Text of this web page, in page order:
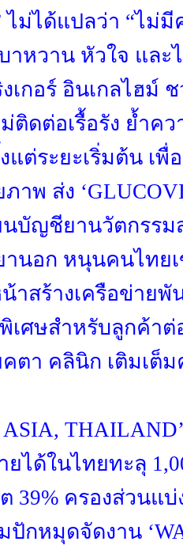
ไม่ได้แปลว่า “ไม่มี
าหวาน หัวใจ และ
กอร์ อินเกลไฮม์
ม่ติดต่อเรื้อรัง ย้ำ
ต่ระยะเริ่มต้น เพื่
าพ ส่ง
บัญชียานวัตกรรม
านอก หนุนคนไทย
น้าสร้างเครือข่า
เศษสำหรับลูกค้า
คตา คลินิก เติมเ
ASIA,
ยได้ในไทยทะลุ
39% ครองส่วนแบ่
ปักหมุดจัดงาน